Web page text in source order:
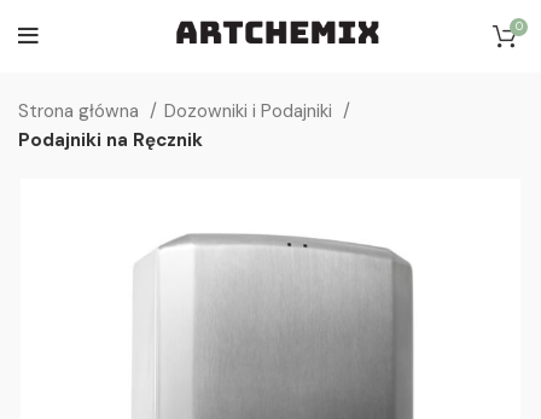
0
Strona główna
Dozowniki i Podajniki
Podajniki na Ręcznik